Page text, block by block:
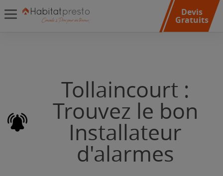
Devis
Gratuits
Tollaincourt :
Trouvez le bon
Installateur
d'alarmes